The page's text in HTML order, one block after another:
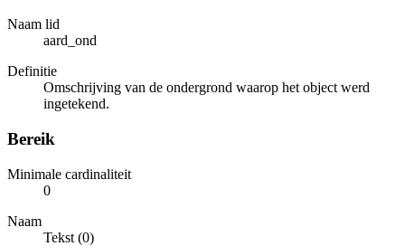
Naam lid
aard_ond
Definitie
Omschrijving van de ondergrond waarop het object werd
ingetekend.
Bereik
Minimale cardinaliteit
0
Naam
Tekst (0)